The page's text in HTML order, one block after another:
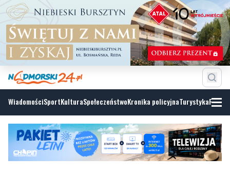
WiadomościSportKulturaSpołeczeństwoKronika policyjnaTurystyka